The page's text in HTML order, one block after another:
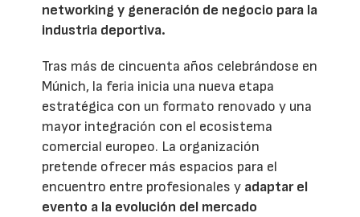
networking y generación de negocio para la
industria deportiva.
Tras más de cincuenta años celebrándose en
Múnich, la feria inicia una nueva etapa
estratégica con un formato renovado y una
mayor integración con el ecosistema
comercial europeo. La organización
pretende ofrecer más espacios para el
encuentro entre profesionales y adaptar el
evento a la evolución del mercado